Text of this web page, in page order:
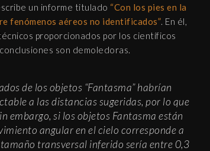
un informe titulado “Con los pies en la
fenómenos aéreos no identificados”. En él,
proporcionados por los científicos
son demoledoras.
de los objetos “Fantasma” habrían
a las distancias sugeridas, por lo que
embargo, si los objetos Fantasma están
angular en el cielo corresponde a
transversal inferido sería entre 0,3